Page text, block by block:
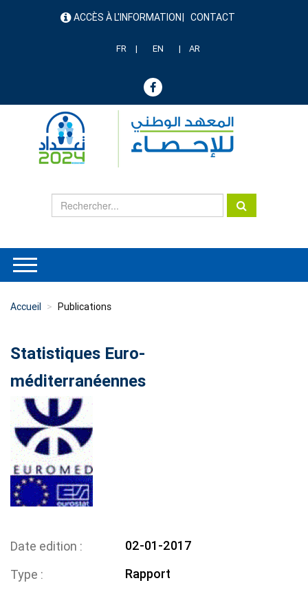
menu ACCÈS À L'INFORMATION CONTACT
FR EN AR
Accueil Publications
Statistiques Euro-
méditerranéennes
Date edition
02-01-2017
Type
Rapport